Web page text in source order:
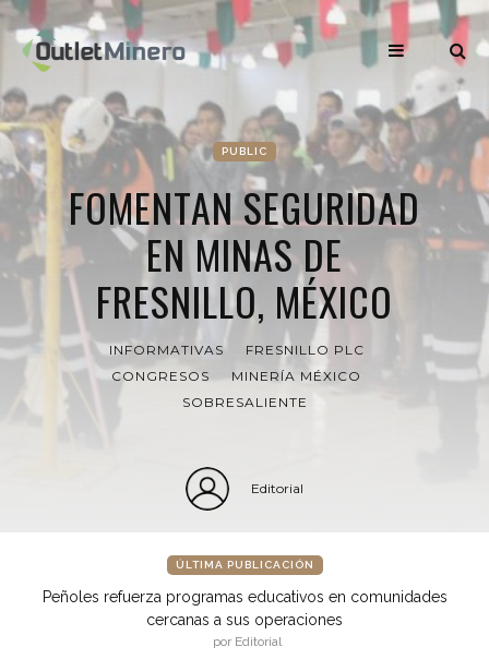
PUBLIC
FOMENTAN SEGURIDAD
EN MINAS DE
FRESNILLO, MÉXICO
INFORMATIVAS
FRESNILLO PLC
CONGRESOS
MINERÍA MÉXICO
SOBRESALIENTE
Editorial
ÚLTIMA PUBLICACIÓN
Peñoles refuerza programas educativos en comunidades
cercanas a sus operaciones
por Editorial